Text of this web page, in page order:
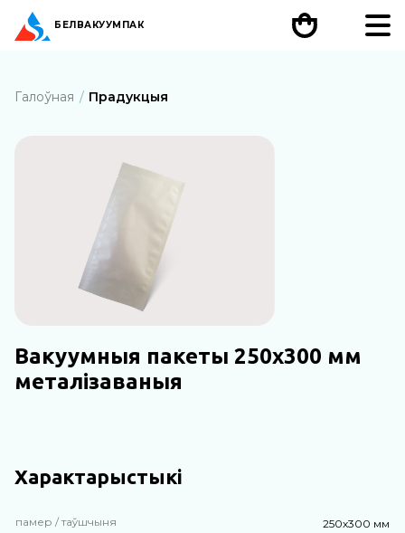
БЕЛВАКУУМПАК
Галоўная Прадукцыя
Вакуумныя пакеты 250х300 мм
металізаваныя
Характарыстыкі
памер / таўшчыня 250х300 мм